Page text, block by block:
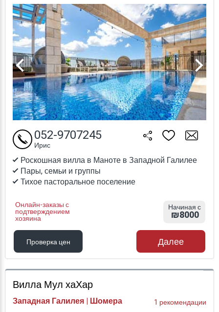
Роскошная вилла в Маноте в Западной Галилее
Пары, семьи и группы
Тихое пасторальное поселение
Онлайн-заказы с
подтверждением
хозяина
052-9707245
Ирис
Начиная с
₪8000
Проверка цен
Проверка цен
Далее
Вилла Мул хаХар
Западная Галилея | Шомера 1 рекомендации